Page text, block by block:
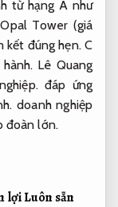
từ hạng A như
Tower (giá
kết đúng hẹn.C
Lê Quang
đáp ứng
doanh nghiệp
đoàn lớn.
lợiLuôn sẵn